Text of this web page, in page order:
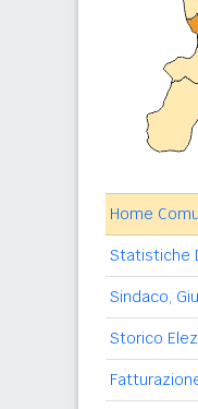
Home
Statistiche
Sindaco,
Storico